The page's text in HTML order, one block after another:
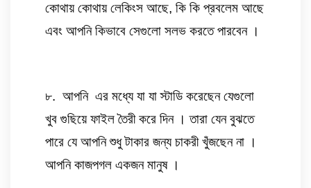
কোথায় কোথায় লেকিংস আছে, কি কি প্রবলেম আছে
এবং আপনি কিভাবে সেগুলো সলভ করতে পারবেন ।
৮.  আপনি  এর মধ্যে যা যা স্টাডি করেছেন যেগুলো
খুব গুছিয়ে ফাইল তৈরী করে দিন । তারা যেন বুঝতে
পারে যে আপনি শুধু টাকার জন্য চাকরী খুঁজছেন না ।
আপনি কাজপগল একজন মানুষ ।